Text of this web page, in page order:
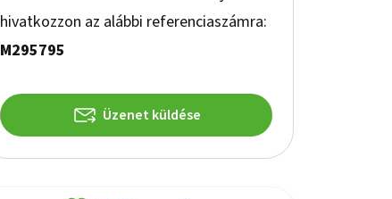
hivatkozzon az alábbi referenciaszámra:
M295795
Üzenet küldése